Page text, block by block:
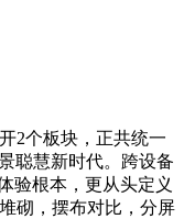
个板块，正共统一
聪慧新时代。跨设备
验根本，更从头定义
砌，摆布对比，分屏